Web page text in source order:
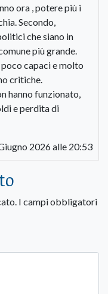
ora , potere più i
Secondo,
che siano in
più grande.
capaci e molto
critiche.
hanno funzionato,
e perdita di
2026 alle 20:53
I campi obbligatori